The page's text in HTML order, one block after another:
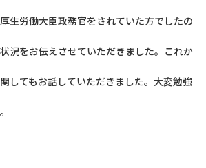
生労働大臣政務官をされていた方でしたの
況をお伝えさせていただきました。これか
してもお話していただきました。大変勉強